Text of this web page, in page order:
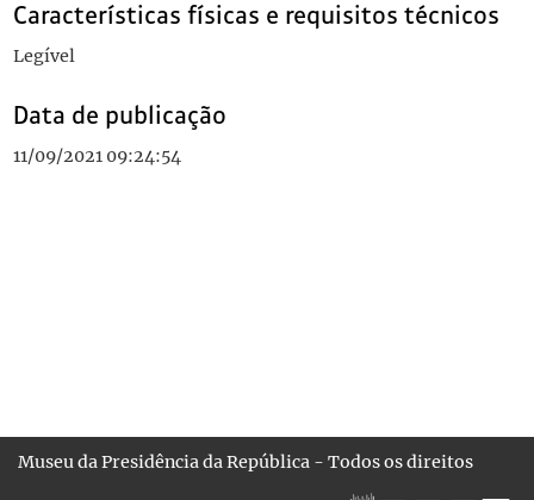
Características físicas e requisitos técnicos
Legível
Data de publicação
11/09/2021 09:24:54
Museu da Presidência da República - Todos os direitos